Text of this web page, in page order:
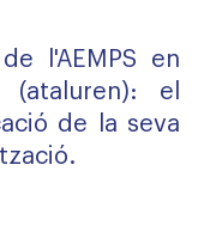
l'AEMPS en
(ataluren): el
de la seva